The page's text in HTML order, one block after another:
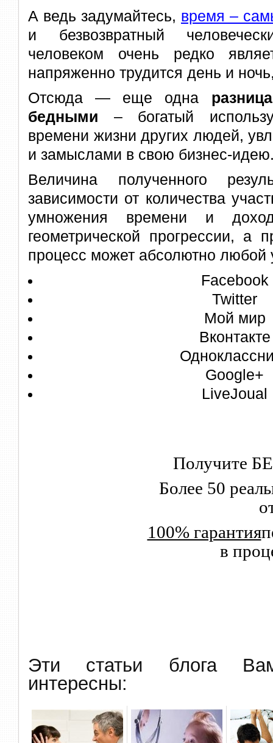
А ведь задумайтесь, время –
и безвозвратный
человеком очень редко
напряженно трудится день и
Отсюда — еще одна
бедными – богатый
времени жизни других людей,
и замыслами в свою бизнес-
Величина полученного
зависимости от количества
умножения времени и
геометрической прогрессии, а
процесс может абсолютно любой
Facebook
Twitter
Мой мир
Вконтакте
Google+
LiveJoual
Получите
Более 50
100% гарантия
в
Эти статьи блога
интересны: